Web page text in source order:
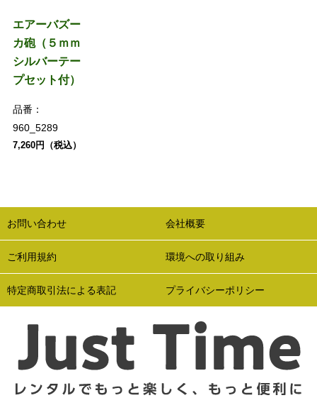
エアーバズー
カ砲（５ｍｍ
シルバーテー
プセット付）
品番：
960_5289
7,260円（税込）
お問い合わせ 会社概要
ご利用規約 環境への取り組み
特定商取引法による表記 プライバシーポリシー